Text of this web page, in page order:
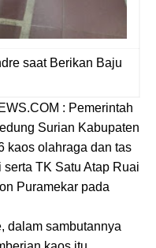
saat Berikan Baju
: Pemerintah
Surian Kabupaten
kaos olahraga dan tas
TK Satu Atap Ruai
Puramekar pada
dalam sambutannya